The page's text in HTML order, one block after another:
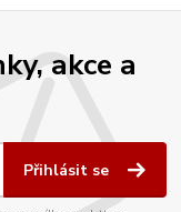
akce a
Přihlásit se